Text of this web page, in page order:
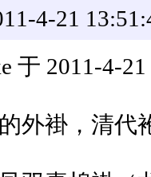
4-21
于 2011-4-
外褂，清代